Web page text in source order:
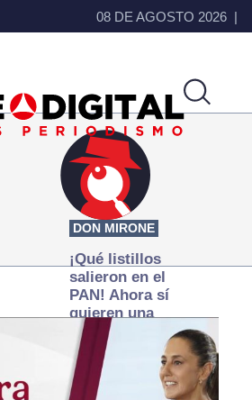
08 DE AGOSTO 2026
DON MIRONE
¡Qué listillos
salieron en el
PAN! Ahora sí
quieren una
Fiscalía
autónoma… y
transexenal